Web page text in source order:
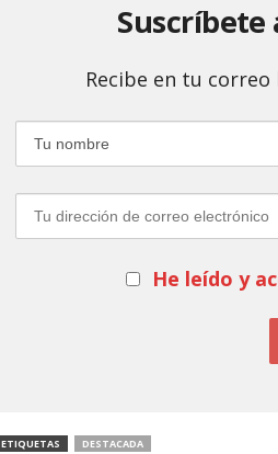
Recibe en tu correo
He leído y
ETIQUETAS DESTACADA